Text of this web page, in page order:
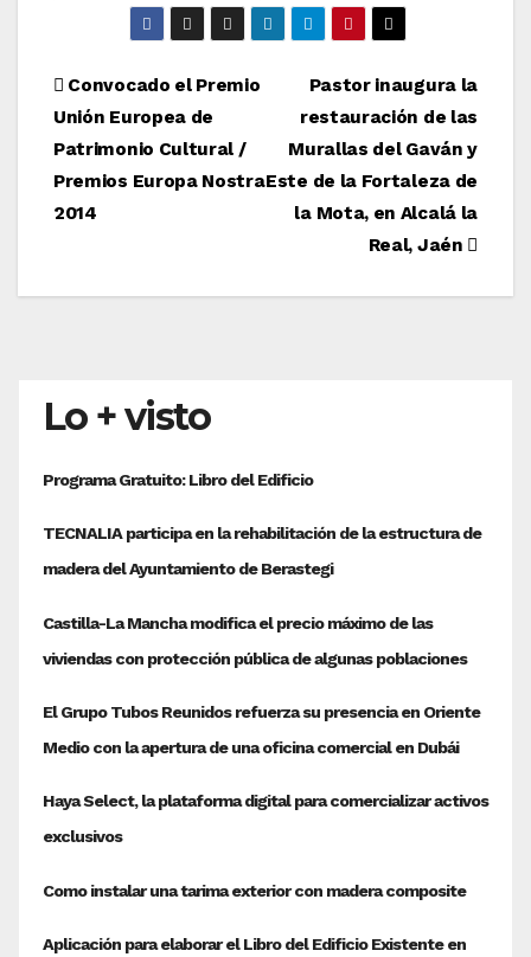
Navegación
de
entradas
Pastor inaugura la
restauración de las
Murallas del Gaván y
Este de la Fortaleza de
la Mota, en Alcalá la
Real, Jaén
Convocado el Premio
Unión Europea de
Patrimonio Cultural /
Premios Europa Nostra
2014
Lo + visto